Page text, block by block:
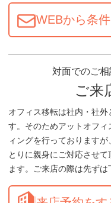
WEBから条
対面でのご
ご来
オフィス移転は社内・社
す。そのためアットオフ
ィングを行っております
とりに親身にご対応させ
ます。ご来店の際は先ずは